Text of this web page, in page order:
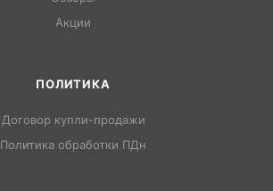
Акции
ПОЛИТИКА
Договор купли-продажи
Политика обработки ПДн